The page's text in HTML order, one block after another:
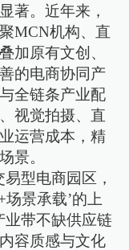
著。近年来，
MCN机构、直
加原有文创、
的电商协同产
全链条产业配
视觉拍摄、直
运营成本，精
景。
型电商园区，
景承载’的上
业带不缺供应链
容质感与文化